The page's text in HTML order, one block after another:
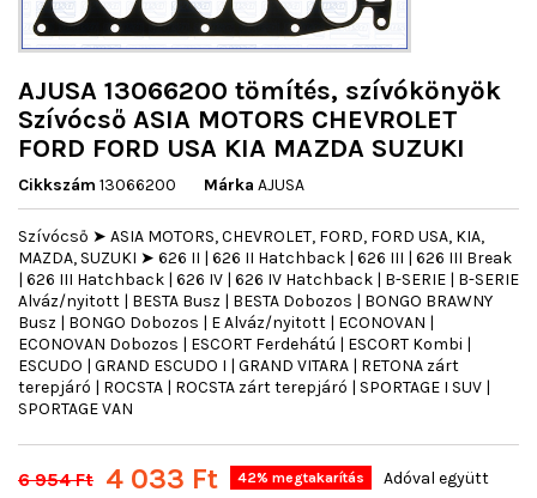
AJUSA 13066200 tömítés, szívókönyök
Szívócső ASIA MOTORS CHEVROLET
FORD FORD USA KIA MAZDA SUZUKI
Cikkszám 13066200 Márka AJUSA
Szívócső ➤ ASIA MOTORS, CHEVROLET, FORD, FORD USA, KIA,
MAZDA, SUZUKI ➤ 626 II | 626 II Hatchback | 626 III | 626 III Break
| 626 III Hatchback | 626 IV | 626 IV Hatchback | B-SERIE | B-SERIE
Alváz/nyitott | BESTA Busz | BESTA Dobozos | BONGO BRAWNY
Busz | BONGO Dobozos | E Alváz/nyitott | ECONOVAN |
ECONOVAN Dobozos | ESCORT Ferdehátú | ESCORT Kombi |
ESCUDO | GRAND ESCUDO I | GRAND VITARA | RETONA zárt
terepjáró | ROCSTA | ROCSTA zárt terepjáró | SPORTAGE I SUV |
SPORTAGE VAN
6 954 Ft 4 033 Ft 42% megtakarítás Adóval együtt